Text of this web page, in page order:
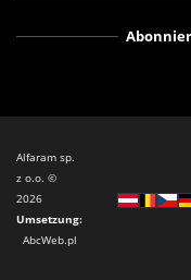
Alfaram sp.
z o.o. ©
2026
Umsetzung:
AbcWeb.pl